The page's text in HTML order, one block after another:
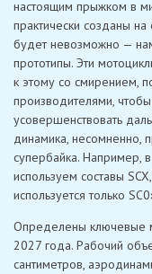
настоящим прыжком в
практически созданы
будет невозможно —
прототипы. Эти
к этому со смирением,
производителями,
усовершенствовать
динамика, несомненно,
супербайка. Например,
используем составы
используется только
Определены ключевые
2027 года. Рабочий
сантиметров,